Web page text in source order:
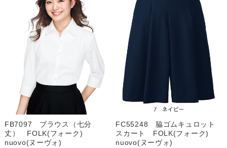
FB7097 ブラウス（七分
丈） FOLK(フォーク)
nuovo(ヌーヴォ)
FC55248 脇ゴムキュロット
スカート FOLK(フォーク)
nuovo(ヌーヴォ)